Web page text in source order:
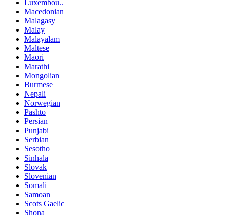
Luxembou..
Macedonian
Malagasy
Malay
Malayalam
Maltese
Maori
Marathi
Mongolian
Burmese
Nepali
Norwegian
Pashto
Persian
Punjabi
Serbian
Sesotho
Sinhala
Slovak
Slovenian
Somali
Samoan
Scots Gaelic
Shona